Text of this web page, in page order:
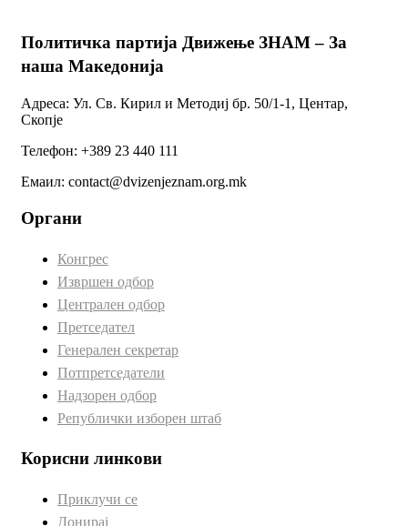
Политичка партија Движење ЗНАМ – За
наша Македонија
Адреса: Ул. Св. Кирил и Методиј бр. 50/1-1, Центар,
Скопје
Телефон: +389 23 440 111
Емаил: contact@dvizenjeznam.org.mk
Органи
Конгрес
Извршен одбор
Централен одбор
Претседател
Генерален секретар
Потпретседатели
Надзорен одбор
Републички изборен штаб
Корисни линкови
Приклучи се
Донирај